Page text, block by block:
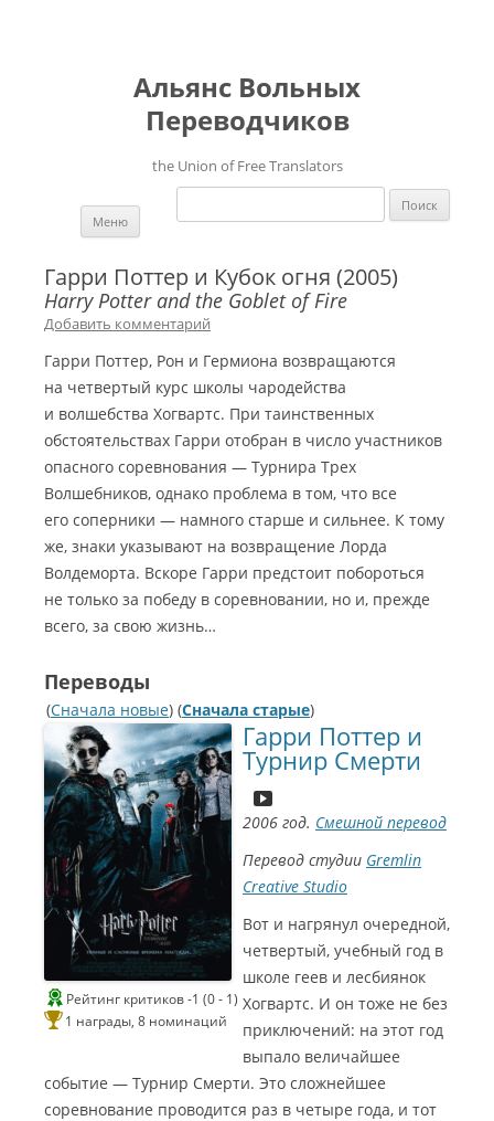
Альянс Вольных
Переводчиков
the Union of Free Translators
Найти:
Меню
Гарри Поттер и Кубок огня (2005)
Harry Potter and the Goblet of Fire
Добавить комментарий
Гарри Поттер, Рон и Гермиона возвращаются
на четвертый курс школы чародейства
и волшебства Хогвартс. При таинственных
обстоятельствах Гарри отобран в число участников
опасного соревнования — Турнира Трех
Волшебников, однако проблема в том, что все
его соперники — намного старше и сильнее. К тому
же, знаки указывают на возвращение Лорда
Волдеморта. Вскоре Гарри предстоит побороться
не только за победу в соревновании, но и, прежде
всего, за свою жизнь…
Переводы
(Сначала новые) (Сначала старые)
Рейтинг критиков -1 (0 - 1)
1 награды, 8 номинаций
Гарри Поттер и
Турнир Смерти
2006 год. Смешной перевод
Перевод студии Gremlin
Creative Studio
Вот и нагрянул очередной,
четвертый, учебный год в
школе геев и лесбиянок
Хогвартс. И он тоже не без
приключений: на этот год
выпало величайшее
событие — Турнир Смерти. Это сложнейшее
соревнование проводится раз в четыре года, и тот